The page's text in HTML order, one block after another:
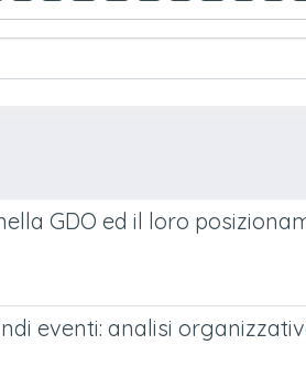
GDO ed il loro
eventi: analisi